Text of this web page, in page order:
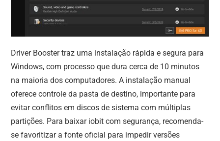
Driver Booster traz uma instalação rápida e segura para
Windows, com processo que dura cerca de 10 minutos
na maioria dos computadores. A instalação manual
oferece controle da pasta de destino, importante para
evitar conflitos em discos de sistema com múltiplas
partições. Para baixar iobit com segurança, recomenda-
se favoritizar a fonte oficial para impedir versões